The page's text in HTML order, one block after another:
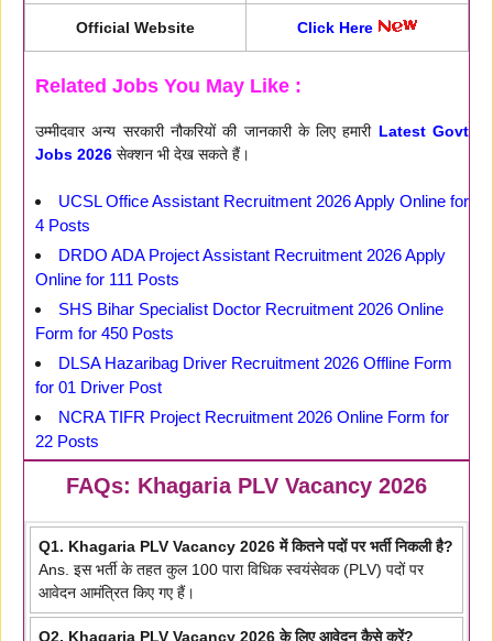
Official Website Click Here
Related Jobs You May Like :
उम्मीदवार अन्य सरकारी नौकरियों की जानकारी के लिए हमारी Latest Govt
Jobs 2026 सेक्शन भी देख सकते हैं।
UCSL Office Assistant Recruitment 2026 Apply Online for
4 Posts
DRDO ADA Project Assistant Recruitment 2026 Apply
Online for 111 Posts
SHS Bihar Specialist Doctor Recruitment 2026 Online
Form for 450 Posts
DLSA Hazaribag Driver Recruitment 2026 Offline Form
for 01 Driver Post
NCRA TIFR Project Recruitment 2026 Online Form for
22 Posts
FAQs: Khagaria PLV Vacancy 2026
Q1. Khagaria PLV Vacancy 2026 में कितने पदों पर भर्ती निकली है?
Ans. इस भर्ती के तहत कुल 100 पारा विधिक स्वयंसेवक (PLV) पदों पर
आवेदन आमंत्रित किए गए हैं।
Q2. Khagaria PLV Vacancy 2026 के लिए आवेदन कैसे करें?